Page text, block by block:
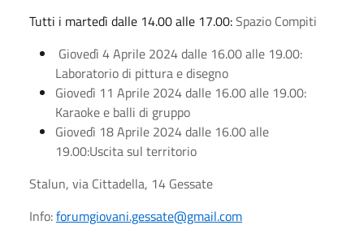
Tutti i martedì dalle 14.00 alle 17.00:Spazio Compiti
Giovedì 4 Aprile 2024 dalle 16.00 alle 19.00:
Laboratorio di pittura e disegno
Giovedì 11 Aprile 2024 dalle 16.00 alle 19.00:
Karaoke e balli di gruppo
Giovedì 18 Aprile 2024 dalle 16.00 alle
19.00:Uscita sul territorio
Stalun, via Cittadella, 14 Gessate
Info:forumgiovani.gessate@gmail.com